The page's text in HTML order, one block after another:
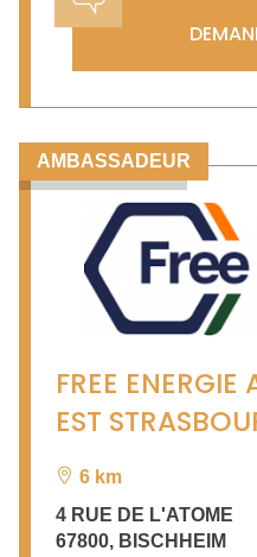
AMBASSADEUR
FREE
EST
6 km
4 RUE DE L'ATOME
67800, BISCHHEIM